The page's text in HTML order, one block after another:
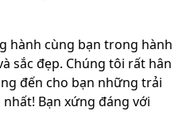
hành cùng bạn trong hành
sắc đẹp. Chúng tôi rất hân
đến cho bạn những trải
Bạn xứng đáng với